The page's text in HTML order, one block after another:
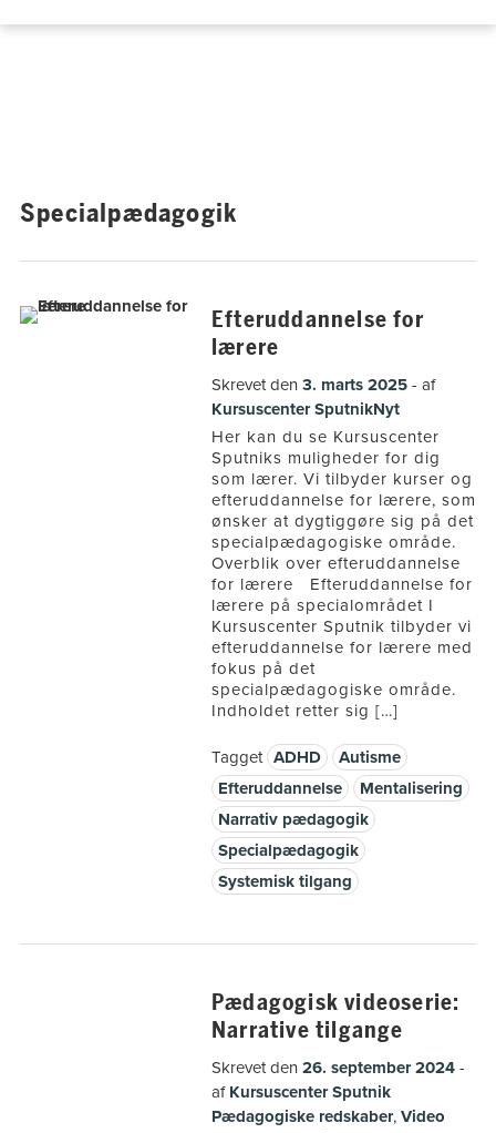
Specialpædagogik
Efteruddannelse for
lærere
Skrevet den3. marts 2025
af
Kursuscenter SputnikNyt
Her kan du se Kursuscenter
Sputniks muligheder for dig
som lærer. Vi tilbyder kurser og
efteruddannelse for lærere, som
ønsker at dygtiggøre sig på det
specialpædagogiske område.
Overblik over efteruddannelse
for lærere Efteruddannelse for
lærere på specialområdet I
Kursuscenter Sputnik tilbyder vi
efteruddannelse for lærere med
fokus på det
specialpædagogiske område.
Indholdet retter sig […]
Tagget ADHD
Autisme
Efteruddannelse
Mentalisering
Narrativ pædagogik
Specialpædagogik
Systemisk tilgang
Pædagogisk videoserie:
Narrative tilgange
Skrevet den26. september 2024
af Kursuscenter Sputnik
Pædagogiske redskaber,Video